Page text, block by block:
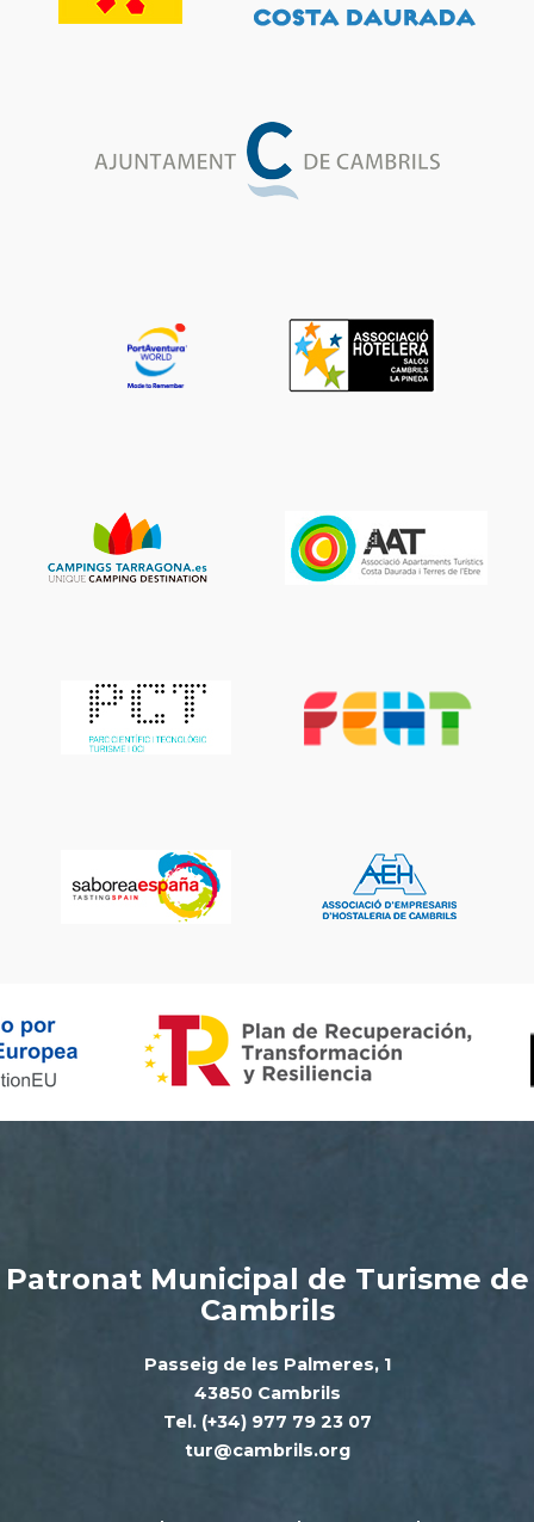
Patronat Municipal de Turisme de
Cambrils
Passeig de les Palmeres, 1
43850 Cambrils
Tel. (+34) 977 79 23 07
tur@cambrils.org